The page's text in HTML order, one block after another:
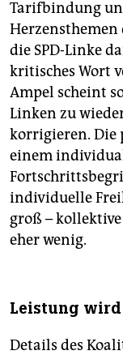
Tarifbindung
Herzensthemen
die SPD-Linke
kritisches Wort
Ampel scheint
Linken zu
korrigieren. Die
einem
individuelle
groß –
eher wenig.
Leistung
Details des